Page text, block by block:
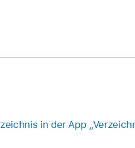
in der App